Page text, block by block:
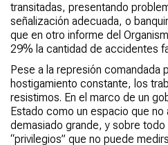
transitadas, presentando
señalización adecuada, o
que en otro informe del
29% la cantidad de accidentes
Pese a la represión comandada
hostigamiento constante, los
resistimos. En el marco de un
Estado como un espacio que
demasiado grande, y sobre
“privilegios” que no puede